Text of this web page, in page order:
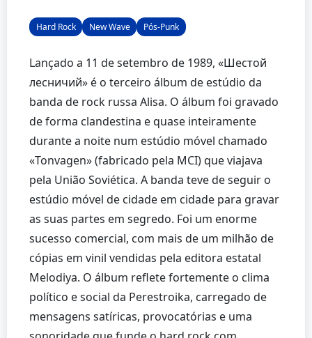
Hard Rock New Wave Pós-Punk
Lançado a 11 de setembro de 1989, «Шестой
лесничий» é o terceiro álbum de estúdio da
banda de rock russa Alisa. O álbum foi gravado
de forma clandestina e quase inteiramente
durante a noite num estúdio móvel chamado
«Tonvagen» (fabricado pela MCI) que viajava
pela União Soviética. A banda teve de seguir o
estúdio móvel de cidade em cidade para gravar
as suas partes em segredo. Foi um enorme
sucesso comercial, com mais de um milhão de
cópias em vinil vendidas pela editora estatal
Melodiya. O álbum reflete fortemente o clima
político e social da Perestroika, carregado de
mensagens satíricas, provocatórias e uma